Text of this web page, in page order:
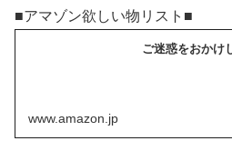
■アマゾン欲しい物リスト■
ご迷惑をおかけ
www.amazon.jp